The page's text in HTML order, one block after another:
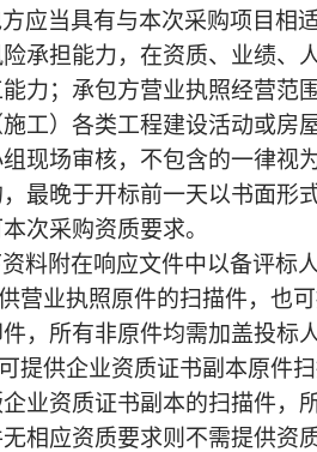
应当具有与本次采购项目相
承担能力，在资质、业绩、
力；承包方营业执照经营范
施工）各类工程建设活动或房
现场审核，不包含的一律视
最晚于开标前一天以书面形
次采购资质要求。
料附在响应文件中以备评标人
营业执照原件的扫描件，也
，所有非原件均需加盖投标
提供企业资质证书副本原件
业资质证书副本的扫描件，
相应资质要求则不需提供资质